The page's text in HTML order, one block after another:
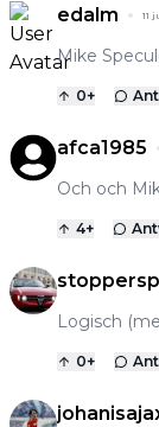
edalm 11
Mike
0+
afca1985
Och och
4+
Logisch
0+